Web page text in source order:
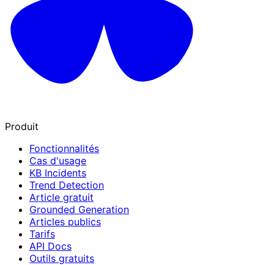
Produit
Fonctionnalités
Cas d'usage
KB Incidents
Trend Detection
Article gratuit
Grounded Generation
Articles publics
Tarifs
API Docs
Outils gratuits